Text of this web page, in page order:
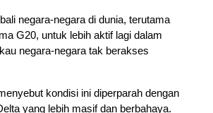
negara-negara di dunia, terutama
G20, untuk lebih aktif lagi dalam
negara-negara tak berakses
kondisi ini diperparah dengan
yang lebih masif dan berbahaya.